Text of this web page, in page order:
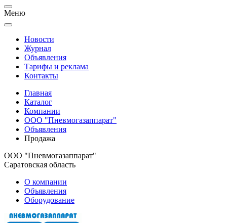
Меню
Новости
Журнал
Объявления
Тарифы и реклама
Контакты
Главная
Каталог
Компании
ООО "Пневмогазаппарат"
Объявления
Продажа
ООО "Пневмогазаппарат"
Саратовская область
О компании
Объявления
Оборудование